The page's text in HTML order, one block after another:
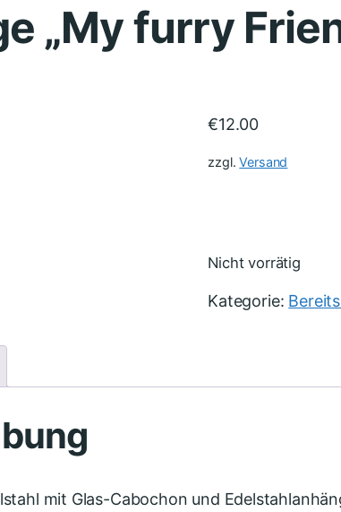
„My furry
€12.00
zzgl.Versand
Nicht vorrätig
Kategorie:
mit Glas-Cabochon und